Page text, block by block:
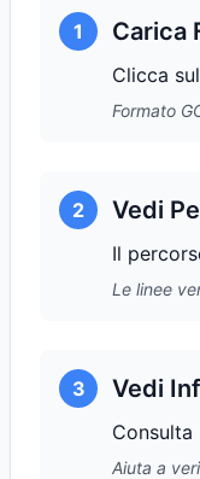
1 Carica
Clicca
Formato
2 Vedi
Il
Le linee
3 Vedi
Consulta
Aiuta a